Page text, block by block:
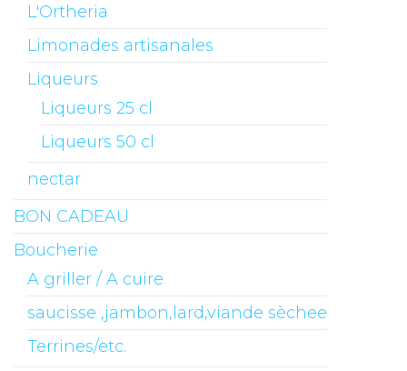
L'Ortheria
Limonades artisanales
Liqueurs
Liqueurs 25 cl
Liqueurs 50 cl
nectar
BON CADEAU
Boucherie
A griller / A cuire
saucisse ,jambon,lard,viande sèchee
Terrines/etc.